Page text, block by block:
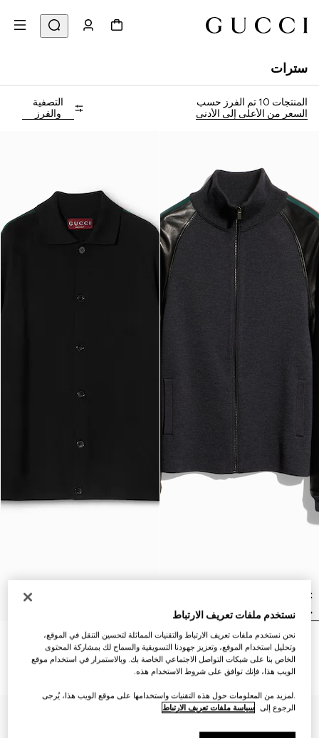
سترات
المنتجات 10
تم الفرز حسب
السعر من الأعلى إلى الأدنى
التصفية
والفرز
جاكيت مزوّد بسحّاب من صوف
مضلّع ناعم مع ويب
SAR 14,450
كارديغان من حرير وصوف محبوك
مع شريط ويب
SAR 11,900
نستخدم ملفات تعريف الارتباط
نحن نستخدم ملفات تعريف الارتباط والتقنيات المماثلة لتحسين التنقل في الموقع،
وتحليل استخدام الموقع، وتعزيز جهودنا التسويقية والسماح لك بمشاركة المحتوى
الخاص بنا على شبكات التواصل الاجتماعي الخاصة بك. وبالاستمرار في استخدام موقع
الويب هذا، فإنك توافق على شروط الاستخدام هذه.
.لمزيد من المعلومات حول هذه التقنيات واستخدامها على موقع الويب هذا، يُرجى
الرجوع إلى سياسة ملفات تعريف الارتباط